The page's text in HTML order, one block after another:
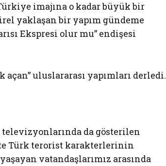
imajına o kadar büyük bir
yaklaşan bir yapım gündeme
Ekspresi olur mu” endişesi
açan” uluslararası yapımları derledi.
da gösterilen
Türk terorist karakterlerinin
vatandaşlarımız arasında